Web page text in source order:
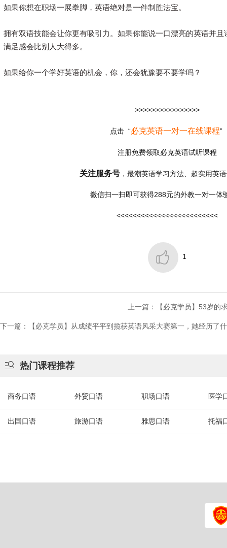
说中文，能很明确很舒服地用英文表达出来。
这是我们要学习的
如果你想在职场一展拳脚，英语绝对是一件制胜法宝。
拥有双语技能会让你更有吸引力。如果你能说一口漂亮的英语并
满足感会比别人大得多。
如果给你一个学好英语的机会，你，还会犹豫要不要学吗？
>>>>>>>>>>>>>>>>
点击 “必克英语一对一在线课程”
注册免费领取必克英语试听课程
关注服务号 ，最潮英语学习方法、超实用英
微信扫一扫即可获得288元的外教一对一体
<<<<<<<<<<<<<<<<<<<<<<<<<
 1
上一篇：【必克学员】53岁的
下一篇：【必克学员】从成绩平平到揽获英语风采大赛第一，她经历了
 热门课程推荐
商务口语 外贸口语 职场口语 医学
出国口语 旅游口语 雅思口语 托福